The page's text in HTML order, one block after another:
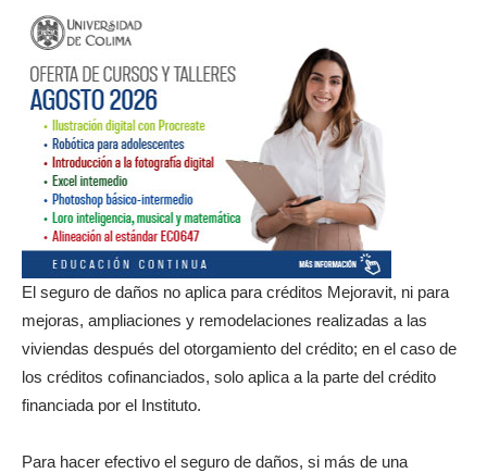
El seguro de daños no aplica para créditos Mejoravit, ni para
mejoras, ampliaciones y remodelaciones realizadas a las
viviendas después del otorgamiento del crédito; en el caso de
los créditos cofinanciados, solo aplica a la parte del crédito
financiada por el Instituto.
Para hacer efectivo el seguro de daños, si más de una